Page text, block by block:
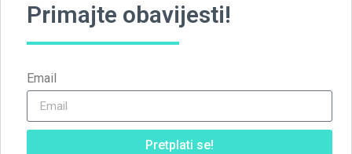
Primajte obavijesti!
Email
Pretplati se!